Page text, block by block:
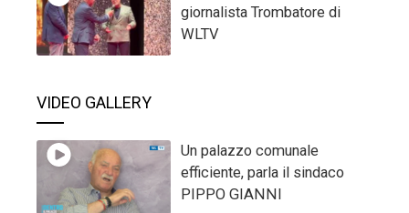
giornalista Trombatore di
WLTV
VIDEO GALLERY
Un palazzo comunale
efficiente, parla il sindaco
PIPPO GIANNI